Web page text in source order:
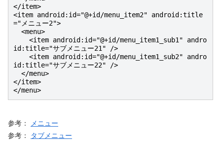
</item>
<item android:id="@+id/menu_item2" android:title
="メニュー2">
id:title="サブメニュー21" />
id:title="サブメニュー22" />
</item>
</menu>
参考：
メニュー
参考：
タブメニュー